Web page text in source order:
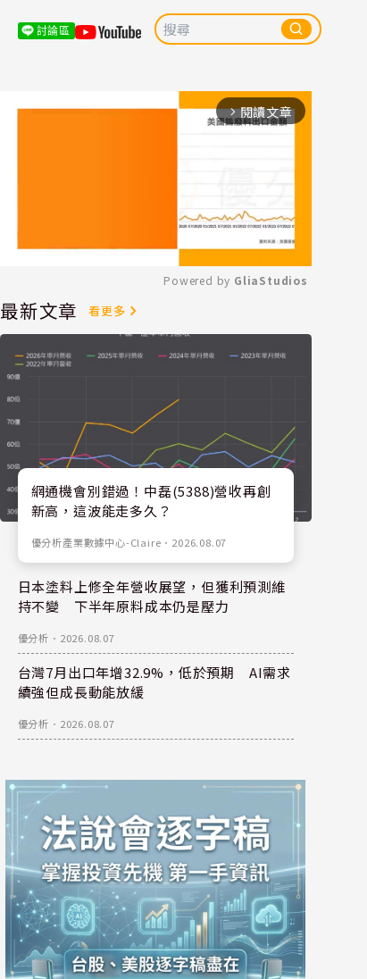
討論區
arrow_forward_ios 閱讀文章
Mute
Powered by GliaStudios
最新文章 看更多
網通機會別錯過！中磊(5388)營收再創
新高，這波能走多久？
優分析產業數據中心-Claire ． 2026.08.07
日本塗料上修全年營收展望，但獲利預測維
持不變 下半年原料成本仍是壓力
優分析 ． 2026.08.07
台灣7月出口年增32.9%，低於預期 AI需求
續強但成長動能放緩
優分析 ． 2026.08.07